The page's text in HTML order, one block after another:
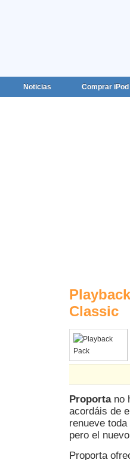
Noticias Comprar iPod
Classic
Proportano
acordáis de
renueve
pero el
Proporta